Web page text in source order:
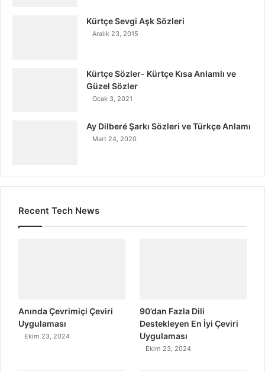
Kürtçe Sevgi Aşk Sözleri
Aralık 23, 2015
Kürtçe Sözler- Kürtçe Kısa Anlamlı ve
Güzel Sözler
Ocak 3, 2021
Ay Dilberé Şarkı Sözleri ve Türkçe Anlamı
Mart 24, 2020
Recent Tech News
Anında Çevrimiçi Çeviri
Uygulaması
Ekim 23, 2024
90’dan Fazla Dili
Destekleyen En İyi Çeviri
Uygulaması
Ekim 23, 2024